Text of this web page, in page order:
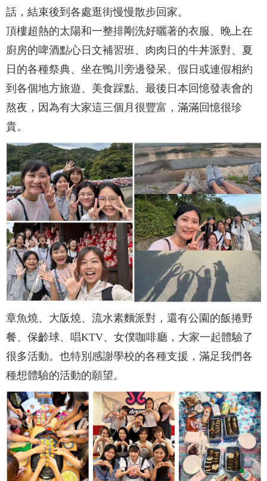
話，結束後到各處逛街慢慢散步回家。
頂樓超熱的太陽和一整排剛洗好曬著的衣服、晚上在
廚房的啤酒點心日文補習班、肉肉日的牛丼派對、夏
日的各種祭典、坐在鴨川旁邊發呆、假日或連假相約
到各個地方旅遊、美食踩點、最後日本回憶發表會的
熬夜，因為有大家這三個月很豐富，滿滿回憶很珍
貴。
章魚燒、大阪燒、流水素麵派對，還有公園的飯捲野
餐、保齡球、唱KTV、女僕咖啡廳，大家一起體驗了
很多活動。也特別感謝學校的各種支援，滿足我們各
種想體驗的活動的願望。